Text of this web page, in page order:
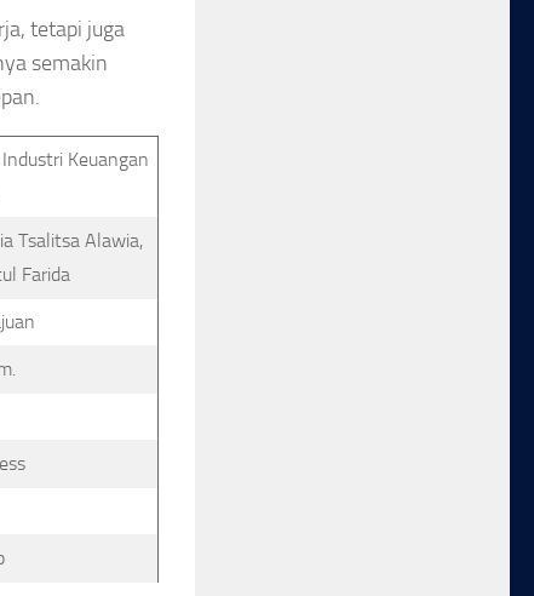
tetapi juga
semakin
Keuangan
Tsalitsa Alawia,
Farida